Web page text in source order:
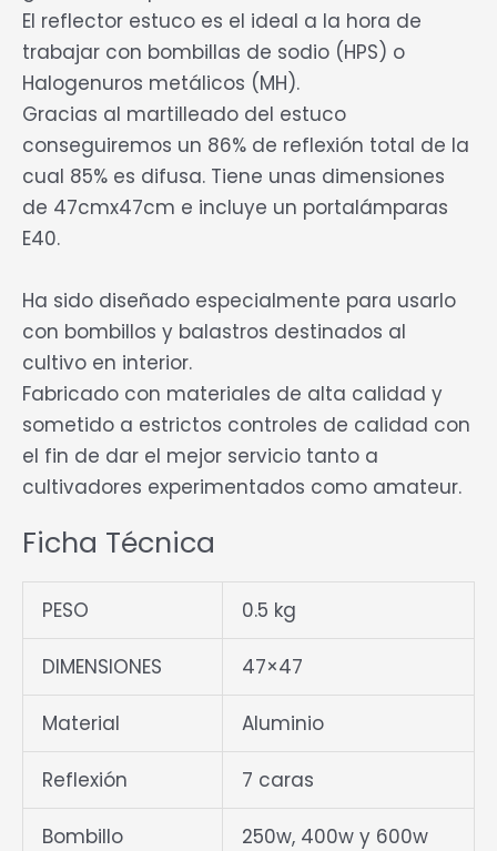
El reflector estuco es el ideal a la hora de
trabajar con bombillas de sodio (HPS) o
Halogenuros metálicos (MH).
Gracias al martilleado del estuco
conseguiremos un 86% de reflexión total de la
cual 85% es difusa. Tiene unas dimensiones
de 47cmx47cm e incluye un portalámparas
E40.
Ha sido diseñado especialmente para usarlo
con bombillos y balastros destinados al
cultivo en interior.
Fabricado con materiales de alta calidad y
sometido a estrictos controles de calidad con
el fin de dar el mejor servicio tanto a
cultivadores experimentados como amateur.
Ficha Técnica
PESO 0.5 kg
DIMENSIONES 47×47
Material Aluminio
Reflexión 7 caras
Bombillo 250w, 400w y 600w